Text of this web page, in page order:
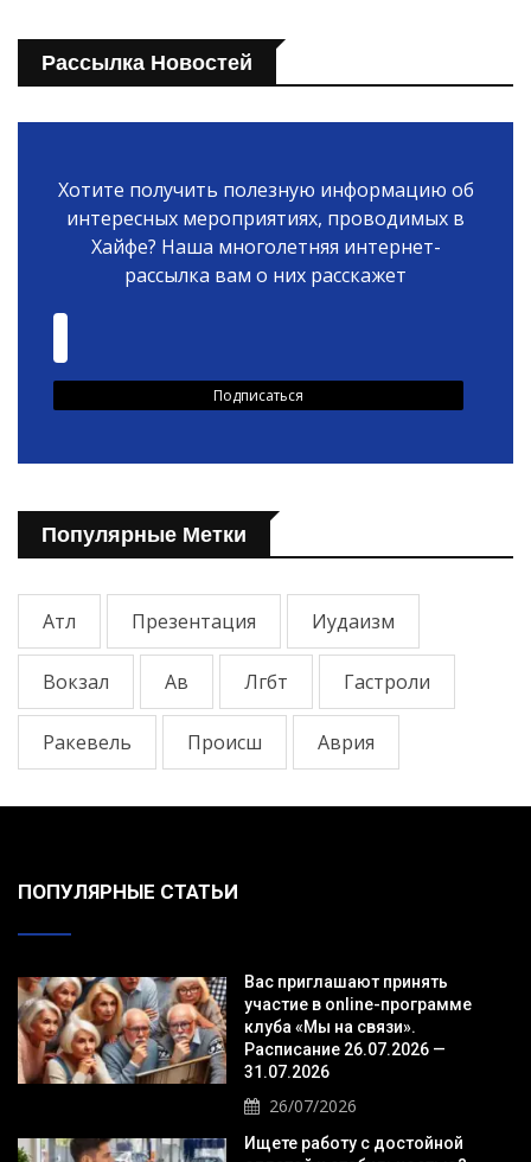
Рассылка Новостей
Хотите получить полезную информацию об
интересных мероприятиях, проводимых в
Хайфе? Наша многолетняя интернет-
рассылка вам о них расскажет
Популярные Метки
Атл Презентация Иудаизм
Вокзал Ав Лгбт Гастроли
Ракевель Происш Аврия
ПОПУЛЯРНЫЕ СТАТЬИ
Вас приглашают принять
участие в online-программе
клуба «Мы на связи».
Расписание 26.07.2026 —
31.07.2026
26/07/2026
Ищете работу с достойной